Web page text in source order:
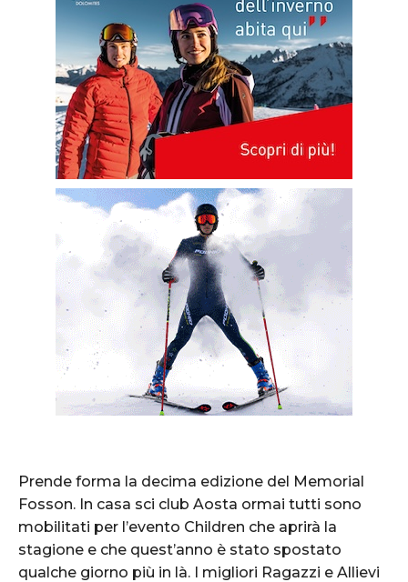
Prende forma la decima edizione del Memorial
Fosson. In casa sci club Aosta ormai tutti sono
mobilitati per l’evento Children che aprirà la
stagione e che quest’anno è stato spostato
qualche giorno più in là. I migliori Ragazzi e Allievi